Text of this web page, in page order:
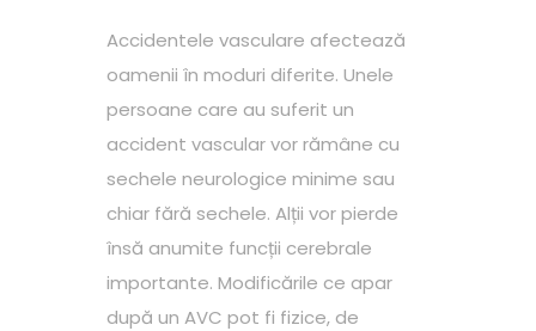
Accidentele vasculare afectează
oamenii în moduri diferite. Unele
persoane care au suferit un
accident vascular vor rămâne cu
sechele neurologice minime sau
chiar fără sechele. Alții vor pierde
însă anumite funcții cerebrale
importante. Modificările ce apar
după un AVC pot fi fizice, de